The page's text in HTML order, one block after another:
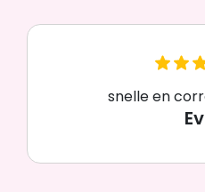
snelle en